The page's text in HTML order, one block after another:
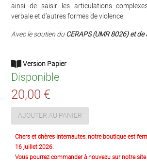
ainsi de saisir les articulations
verbale et d’autres formes de violence.
Avec le soutien duCERAPS (UMR 8026) et de
Version Papier
Disponible
20,00 €
AJOUTER AU PANIER
Chers et chères Internautes, notre boutique est
16 juillet 2026.
Vous pourrez commander à nouveau sur notre